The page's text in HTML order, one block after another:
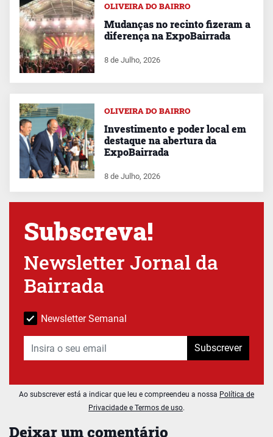
Deixar um comentário
OLIVEIRA DO BAIRRO
Mudanças no recinto fizeram a
diferença na ExpoBairrada
8 de Julho, 2026
OLIVEIRA DO BAIRRO
Investimento e poder local em
destaque na abertura da
ExpoBairrada
8 de Julho, 2026
Subscreva!
Newsletter Jornal da
Bairrada
Newsletter Semanal
Subscrever
Ao subscrever está a indicar que leu e compreendeu a nossa Política de
Privacidade e Termos de uso.